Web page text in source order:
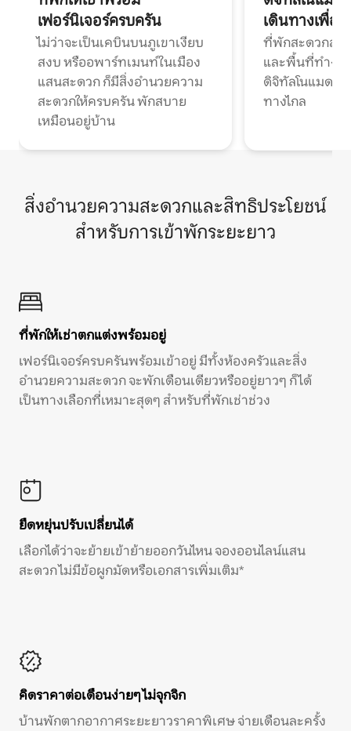
เฟอร์นิเจอร์ครบครัน
ไม่ว่าจะเป็นเคบินบนภูเขาเงียบ
สงบ หรืออพาร์ทเมนท์ในเมือง
แสนสะดวก ก็มีสิ่งอำนวยความ
สะดวกให้ครบครัน พักสบาย
เหมือนอยู่บ้าน
เดินทางเพื่อ
ที่พักสะดวกสบ
และพื้นที่ทำงา
ดิจิทัลโนแมดแ
ทางไกล
สิ่งอำนวยความสะดวกและสิทธิประโยชน์
สำหรับการเข้าพักระยะยาว
ที่พักให้เช่าตกแต่งพร้อมอยู่
เฟอร์นิเจอร์ครบครันพร้อมเข้าอยู่ มีทั้งห้องครัวและสิ่ง
อำนวยความสะดวก จะพักเดือนเดียวหรืออยู่ยาวๆ ก็ได้
เป็นทางเลือกที่เหมาะสุดๆ สำหรับที่พักเช่าช่วง
ยืดหยุ่นปรับเปลี่ยนได้
เลือกได้ว่าจะย้ายเข้าย้ายออกวันไหน จองออนไลน์แสน
สะดวก ไม่มีข้อผูกมัดหรือเอกสารเพิ่มเติม*
คิดราคาต่อเดือนง่ายๆ ไม่จุกจิก
บ้านพักตากอากาศระยะยาวราคาพิเศษ จ่ายเดือนละครั้ง